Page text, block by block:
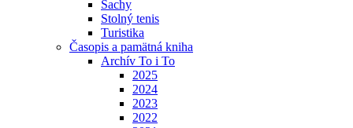
Šachy
Stolný tenis
Turistika
Časopis a pamätná kniha
Archív To i To
2025
2024
2023
2022